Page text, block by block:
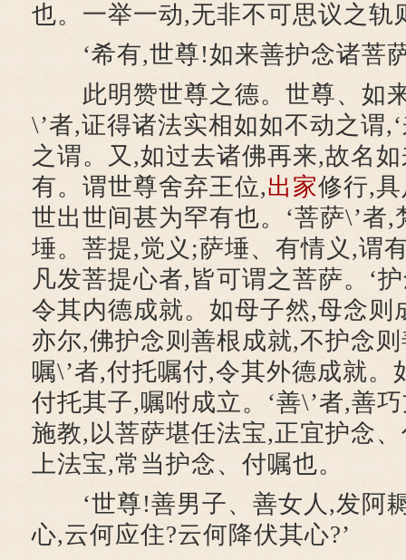
也。一举一动,无非不可思议之轨
‘希有,世尊!如来善护念诸菩
此明赞世尊之德。世尊、如来
\’者,证得诸法实相如如不动之谓
之谓。又,如过去诸佛再来,故名
有。谓世尊舍弃王位,出家修行,
世出世间甚为罕有也。‘菩萨\’者
埵。菩提,觉义;萨埵、有情义,谓
凡发菩提心者,皆可谓之菩萨。‘
令其内德成就。如母子然,母念则
亦尔,佛护念则善根成就,不护念
嘱\’者,付托嘱付,令其外德成就。
付托其子,嘱咐成立。‘善\’者,善
施教,以菩萨堪任法宝,正宜护念
上法宝,常当护念、付嘱也。
‘世尊!善男子、善女人,发阿
心,云何应住?云何降伏其心?’